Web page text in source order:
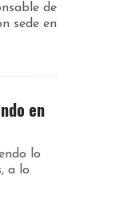
de
sede en
en
lo
a lo